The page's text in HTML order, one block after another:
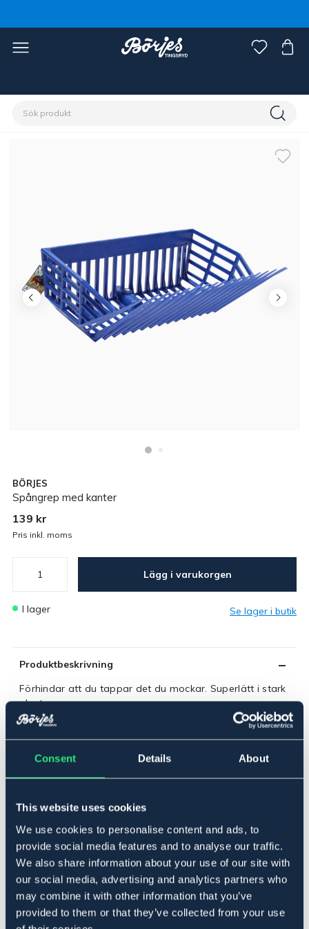
Consent Details About
This website uses cookies
We use cookies to personalise content and ads, to
provide social media features and to analyse our traffic.
We also share information about your use of our site with
our social media, advertising and analytics partners who
may combine it with other information that you’ve
provided to them or that they’ve collected from your use
BÖRJES
Spångrep med kanter
139 kr
Pris inkl. moms
Lägg i varukorgen
I lager Se lager i butik
Produktbeskrivning
Förhindar att du tappar det du mockar. Superlätt i stark
plast.
Bredd: 41 cm.
Löst skaft art.nr 5221.
Art.nr. 5298
Recensioner
Om varumärket